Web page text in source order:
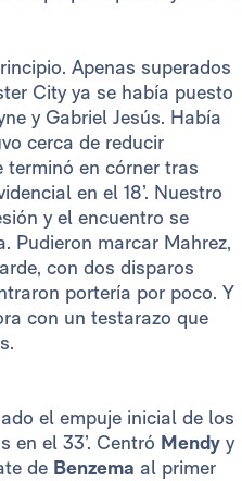
Apenas superados
City ya se había puesto
y Gabriel Jesús. Había
cerca de reducir
en córner tras
en el 18’. Nuestro
y el encuentro se
Pudieron marcar Mahrez,
con dos disparos
portería por poco. Y
con un testarazo que
el empuje inicial de los
en el 33’. Centró Mendy y
de Benzema al primer